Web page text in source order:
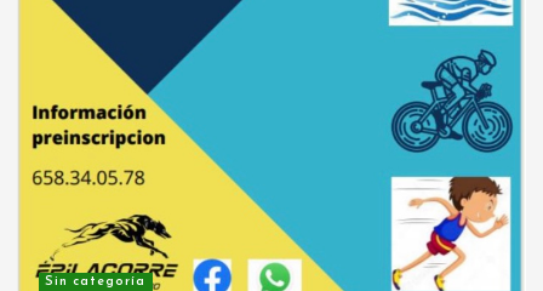
Sin categoría